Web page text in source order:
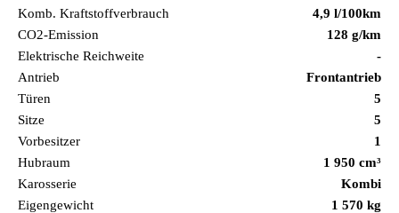
Komb. Kraftstoffverbrauch
4,9 l/100km
CO2-Emission
128 g/km
Elektrische Reichweite
-
Antrieb
Frontantrieb
Türen
5
Sitze
5
Vorbesitzer
1
Hubraum
1 950 cm³
Karosserie
Kombi
Eigengewicht
1 570 kg